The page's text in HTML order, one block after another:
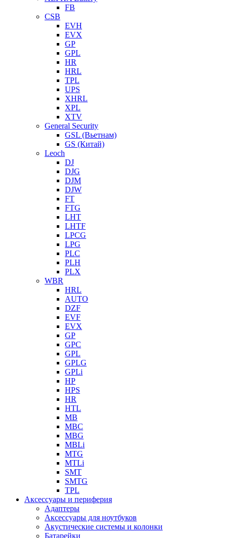
FB
CSB
EVH
EVX
GP
GPL
HR
HRL
TPL
UPS
XHRL
XPL
XTV
General Security
GSL (Вьетнам)
GS (Китай)
Leoch
DJ
DJG
DJM
DJW
FT
FTG
LHT
LHTF
LPCG
LPG
PLC
PLH
PLX
WBR
HRL
AUTO
DZF
EVF
EVX
GP
GPC
GPL
GPLG
GPLi
HP
HPS
HR
HTL
MB
MBC
MBG
MBLi
MTG
MTLi
SMT
SMTG
TPL
Аксессуары и периферия
Адаптеры
Аксессуары для ноутбуков
Акустические системы и колонки
Батарейки